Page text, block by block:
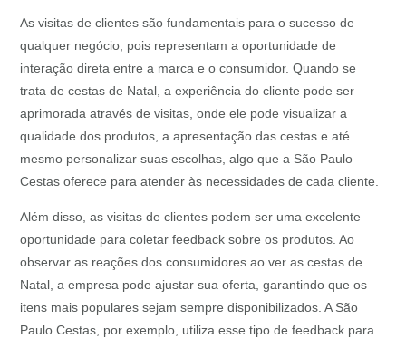
As visitas de clientes são fundamentais para o sucesso de
qualquer negócio, pois representam a oportunidade de
interação direta entre a marca e o consumidor. Quando se
trata de cestas de Natal, a experiência do cliente pode ser
aprimorada através de visitas, onde ele pode visualizar a
qualidade dos produtos, a apresentação das cestas e até
mesmo personalizar suas escolhas, algo que a São Paulo
Cestas oferece para atender às necessidades de cada cliente.
Além disso, as visitas de clientes podem ser uma excelente
oportunidade para coletar feedback sobre os produtos. Ao
observar as reações dos consumidores ao ver as cestas de
Natal, a empresa pode ajustar sua oferta, garantindo que os
itens mais populares sejam sempre disponibilizados. A São
Paulo Cestas, por exemplo, utiliza esse tipo de feedback para